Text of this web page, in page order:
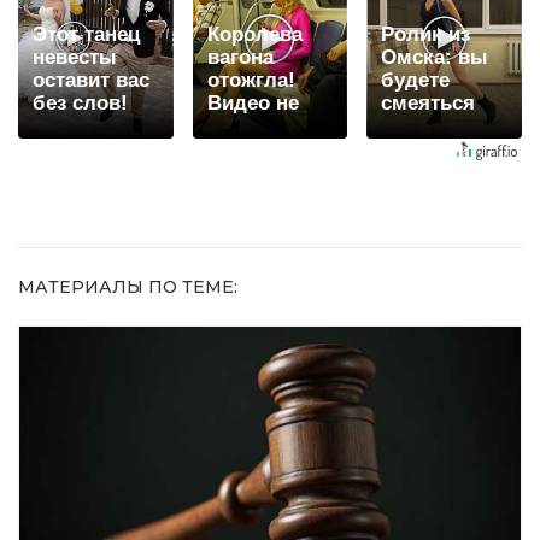
Этот танец
невесты
оставит вас
без слов!
Пересмотрела
Королева
вагона
отожгла!
Видео не
оставит
Ролик из
Омска: вы
будете
смеяться
МАТЕРИАЛЫ ПО ТЕМЕ: